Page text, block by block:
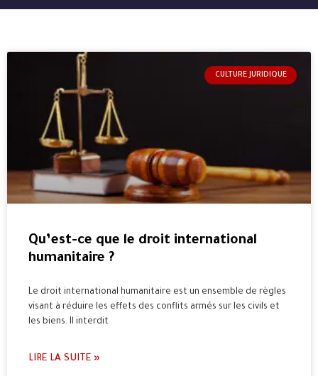
CULTURE JURIDIQUE
Qu’est-ce que le droit international
humanitaire ?
Le droit international humanitaire est un ensemble de règles
visant à réduire les effets des conflits armés sur les civils et
les biens. Il interdit
LIRE LA SUITE »